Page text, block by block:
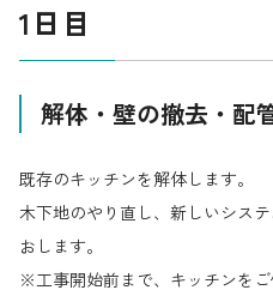
お申し込み一覧
LPガス
ガス料金
シミュレーション
1日目
解体・壁の撤去・配
既存のキッチンを解体します。
木下地のやり直し、新しいシス
おします。
※工事開始前まで、キッチンをご